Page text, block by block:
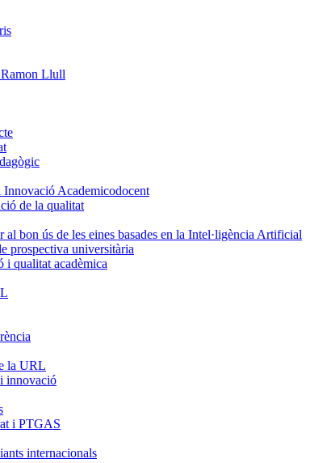
Llull
Academicodocent
de la qualitat
al bon ús de les eines basades en la Intel·ligència Artificial
prospectiva universitària
i qualitat acadèmica
la URL
innovació
i PTGAS
internacionals